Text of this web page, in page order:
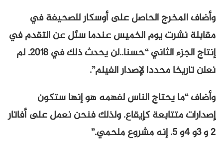
وأضاف المخرج الحاصل على أوسكار للصحيفة في
مقابلة نشرت يوم الخميس عندما سئل عن التقدم في
إنتاج الجزء الثاني “حسنا..لن يحدث ذلك في 2018. لم
نعلن تاريخا محددا لإصدار الفيلم”.
وأضاف “ما يحتاج الناس لفهمه هو إنها ستكون
إصدارات متتابعة كإيقاع. ولذلك فنحن نعمل على أفاتار
2 و 3و 4و 5. إنه مشروع ملحمي.”